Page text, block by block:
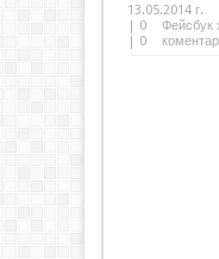
13.05.2014 г.
| 0
Фейсбук
| 0